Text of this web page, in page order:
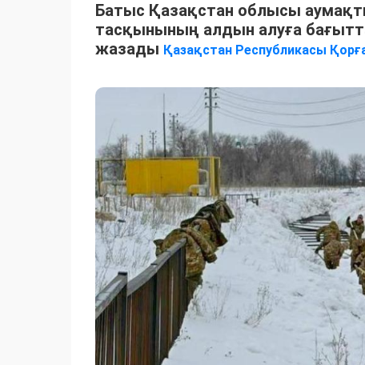
Батыс Қазақстан облысы
тасқынының алдын алуға
жазады Қазақстан Республикасы